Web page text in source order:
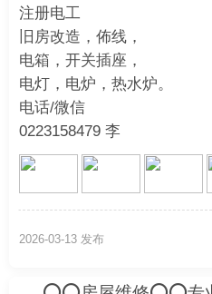
电灯，电炉，热水炉。
注册电工
旧房改造，佈线，
电箱，开关插座，
电灯，电炉，热水炉。
电话/微信
0223158479 李
2026-03-13 发布